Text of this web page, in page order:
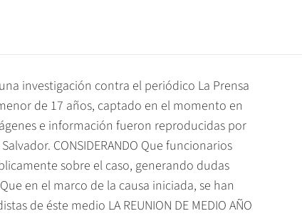
investigación contra el periódico La Prensa
de 17 años, captado en el momento en
e información fueron reproducidas por
CONSIDERANDO Que funcionarios
sobre el caso, generando dudas
en el marco de la causa iniciada, se han
de éste medio LA REUNION DE MEDIO AÑO